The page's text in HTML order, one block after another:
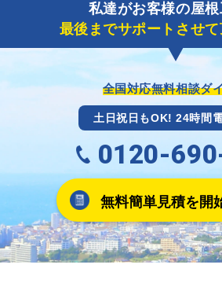
私達がお客様の屋
最後までサポートさせて
全国対応無料相談ダ
土日祝日もOK! 24時間
0120-
無料簡単見積を開